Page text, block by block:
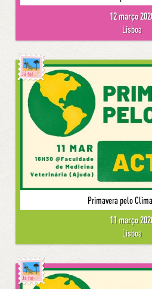
12 março
Lisboa
Já foi
Primavera pelo
11 março
Lisboa
Já foi